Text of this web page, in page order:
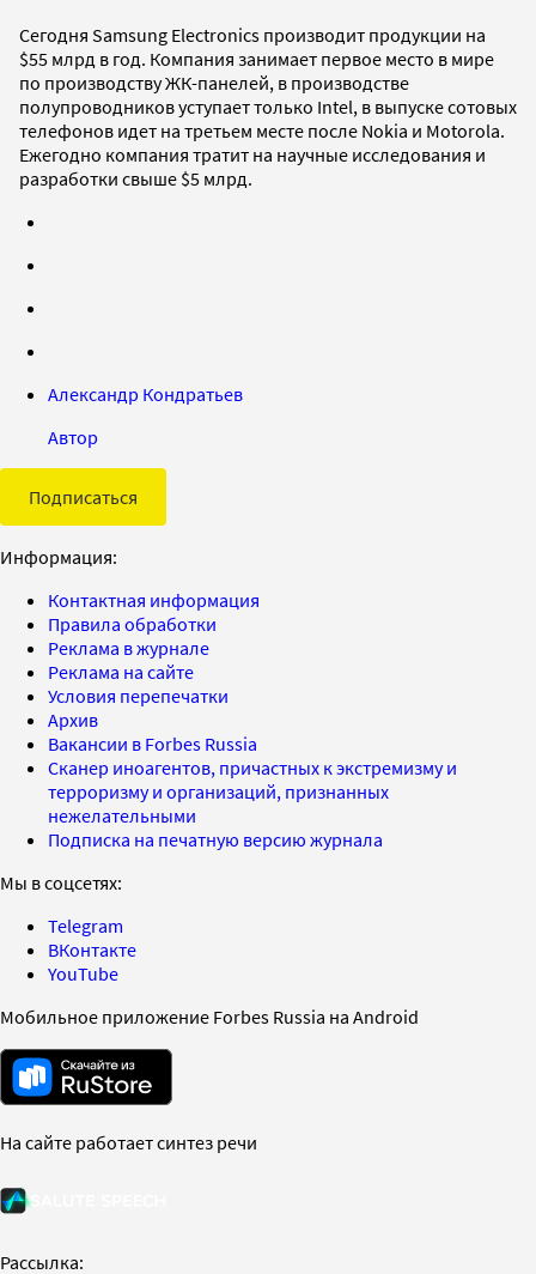
Сегодня Samsung Electronics производит продукции на
$55 млрд в год. Компания занимает первое место в мире
по производству ЖК-панелей, в производстве
полупроводников уступает только Intel, в выпуске сотовых
телефонов идет на третьем месте после Nokia и Motorola.
Ежегодно компания тратит на научные исследования и
разработки свыше $5 млрд.
Александр Кондратьев
Автор
Подписаться
Информация:
Контактная информация
Правила обработки
Реклама в журнале
Реклама на сайте
Условия перепечатки
Архив
Вакансии в Forbes Russia
Сканер иноагентов, причастных к экстремизму и
терроризму и организаций, признанных
нежелательными
Подписка на печатную версию журнала
Мы в соцсетях:
Telegram
ВКонтакте
YouTube
Мобильное приложение Forbes Russia на Android
На сайте работает синтез речи
Рассылка: